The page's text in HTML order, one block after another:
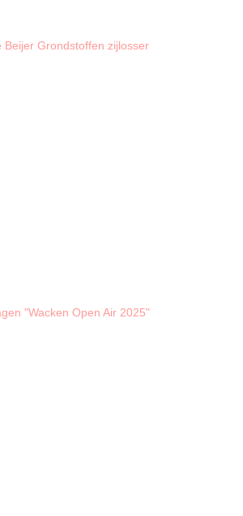
Beijer Grondstoffen zijlosser
"Wacken Open Air 2025"